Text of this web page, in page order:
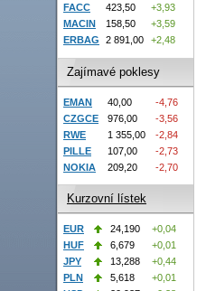
FACC
423,50
+3,93
MACIN
158,50
+3,59
ERBAG
2 891,00 +2,48
Zajímavé poklesy
EMAN 40,00
-4,76
CZGCE
976,00
-3,56
RWE
1 355,00
-2,84
PILLE
107,00
-2,73
NOKIA
209,20 -2,70
Kurzovní lístek
EUR 24,190
+0,04
HUF
6,679
+0,01
JPY
13,288
+0,44
PLN
5,618
+0,01